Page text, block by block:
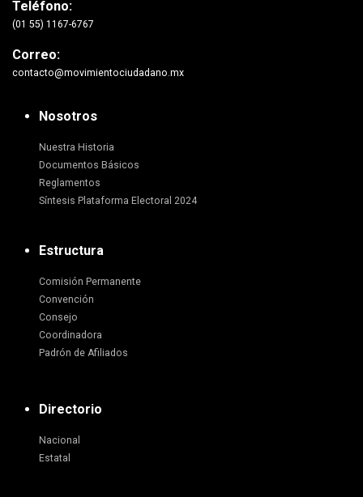
Teléfono:
(01 55) 1167-6767
Correo:
contacto@movimientociudadano.mx
Nosotros
Nuestra Historia
Documentos Básicos
Reglamentos
Síntesis Plataforma Electoral 2024
Estructura
Comisión Permanente
Convención
Consejo
Coordinadora
Padrón de Afiliados
Directorio
Nacional
Estatal